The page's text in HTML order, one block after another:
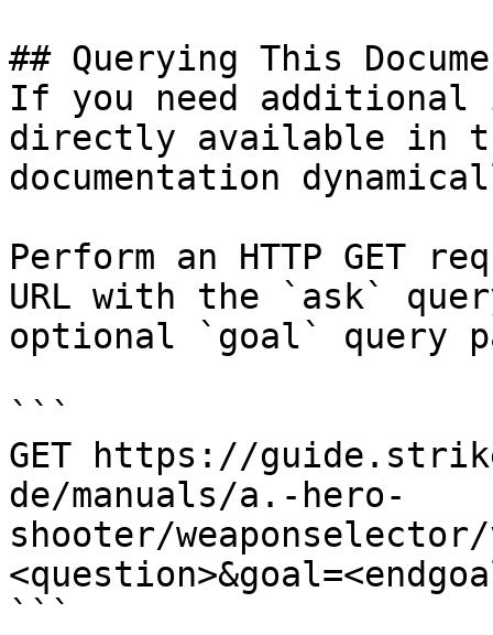
## Querying This
If you need
directly available in
documentation
Perform an HTTP GET
URL with the `ask`
optional `goal` query
```
GET https://
de/manuals/a.-hero-
shooter/weaponselector/
```